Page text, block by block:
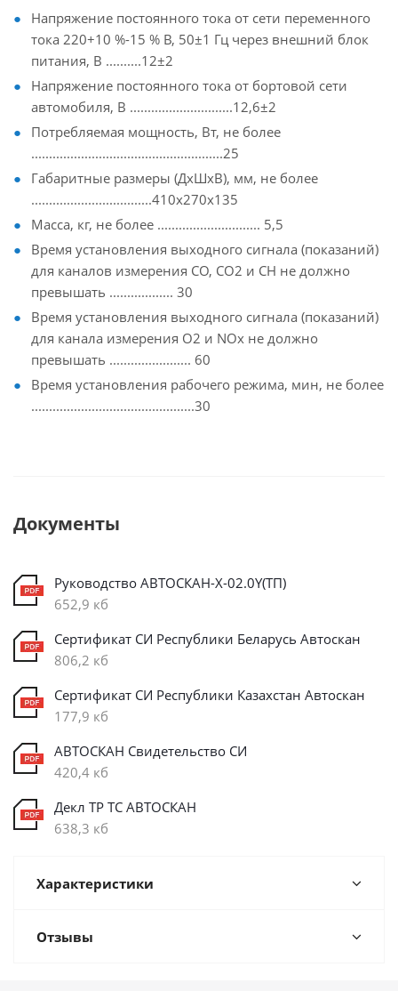
Напряжение постоянного тока от сети переменного
тока 220+10 %-15 % В, 50±1 Гц через внешний блок
питания, В ..........12±2
Напряжение постоянного тока от бортовой сети
автомобиля, В .............................12,6±2
Потребляемая мощность, Вт, не более
......................................................25
Габаритные размеры (ДхШхВ), мм, не более
..................................410х270х135
Масса, кг, не более ............................. 5,5
Время установления выходного сигнала (показаний)
для каналов измерения СО, СО2 и СН не должно
превышать .................. 30
Время установления выходного сигнала (показаний)
для канала измерения О2 и NОх не должно
превышать ....................... 60
Время установления рабочего режима, мин, не более
..............................................30
Документы
Руководство АВТОСКАН-Х-02.0Y(ТП)
652,9 кб
Сертификат СИ Республики Беларусь Автоскан
806,2 кб
Сертификат СИ Республики Казахстан Автоскан
177,9 кб
АВТОСКАН Свидетельство СИ
420,4 кб
Декл ТР ТС АВТОСКАН
638,3 кб
Характеристики
Отзывы